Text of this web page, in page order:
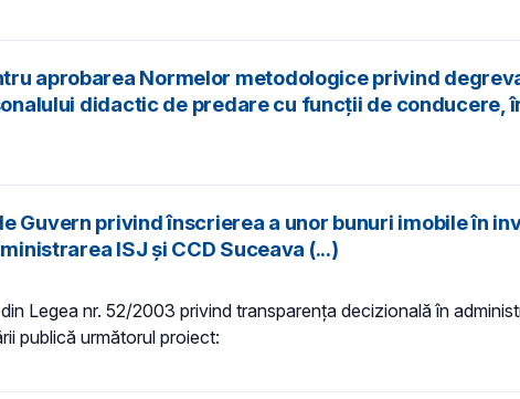
aprobarea Normelor metodologice privind
didactic de predare cu funcții de conducere,
Guvern privind înscrierea a unor bunuri imobile în
ISJ și CCD Suceava (...)
Legea nr. 52/2003 privind transparenţa decizională în
publică următorul proiect: